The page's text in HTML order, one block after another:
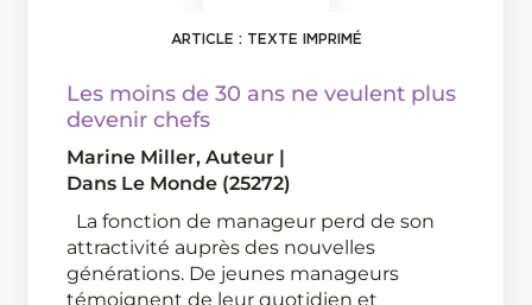
ARTICLE : TEXTE IMPRIMÉ
Les moins de 30 ans ne veulent plus
devenir chefs
Marine Miller, Auteur |
Dans Le Monde (25272)
La fonction de manageur perd de son
attractivité auprès des nouvelles
générations. De jeunes manageurs
témoignent de leur quotidien et